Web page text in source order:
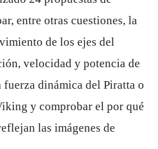
entre otras cuestiones, la
de los ejes del
velocidad y potencia de
dinámica del Piratta o
y comprobar el por qué
las imágenes de